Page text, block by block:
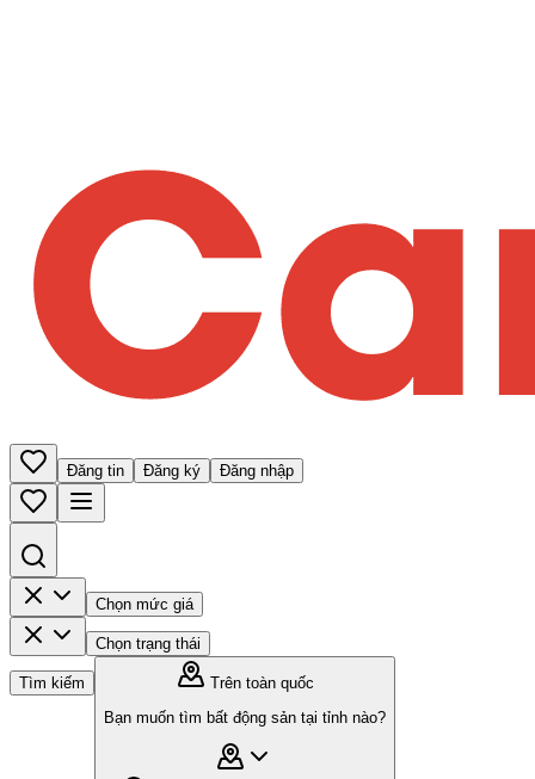
Đăng tin Đăng ký Đăng nhập
Chọn mức giá
Chọn trạng thái
Tìm kiếm
Trên toàn quốc
Bạn muốn tìm bất động sản tại tỉnh nào?